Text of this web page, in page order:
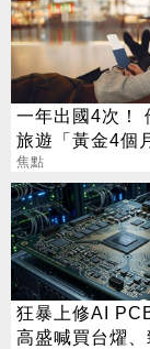
一年出國4次！
旅遊「黃金4個
對整年活在期待
焦點
狂暴上修AI
高盛喊買台燿、